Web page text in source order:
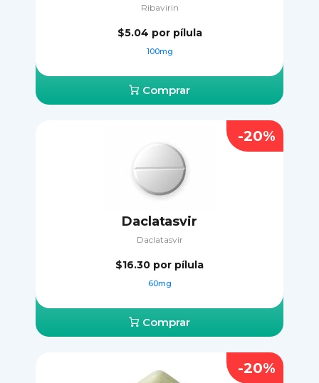
Ribavirin
$5.04 por pílula
100mg
Comprar
Daclatasvir
Daclatasvir
$16.30 por pílula
60mg
Comprar
-20%
-20%